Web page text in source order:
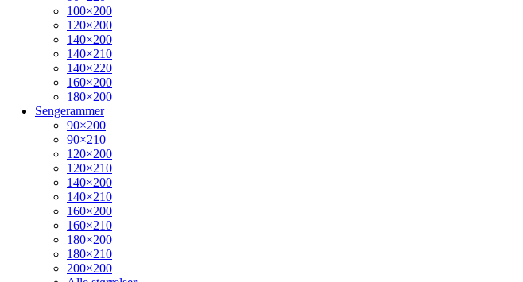
100×200
120×200
140×200
140×210
140×220
160×200
180×200
Sengerammer
90×200
90×210
120×200
120×210
140×200
140×210
160×200
160×210
180×200
180×210
200×200